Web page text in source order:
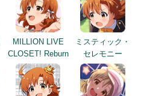
MILLION LIVE
CLOSET! Reburn
ミスティック・
セレモニー